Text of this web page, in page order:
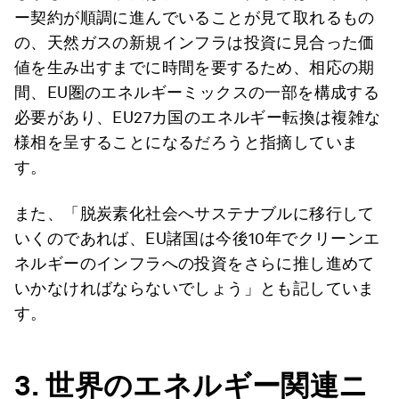
ー契約が順調に進んでいることが見て取れるもの
の、天然ガスの新規インフラは投資に見合った価
値を生み出すまでに時間を要するため、相応の期
間、EU圏のエネルギーミックスの一部を構成する
必要があり、EU27カ国のエネルギー転換は複雑な
様相を呈することになるだろうと指摘していま
す。
また、「脱炭素化社会へサステナブルに移行して
いくのであれば、EU諸国は今後10年でクリーンエ
ネルギーのインフラへの投資をさらに推し進めて
いかなければならないでしょう」とも記していま
す。
3.世界のエネルギー関連ニ